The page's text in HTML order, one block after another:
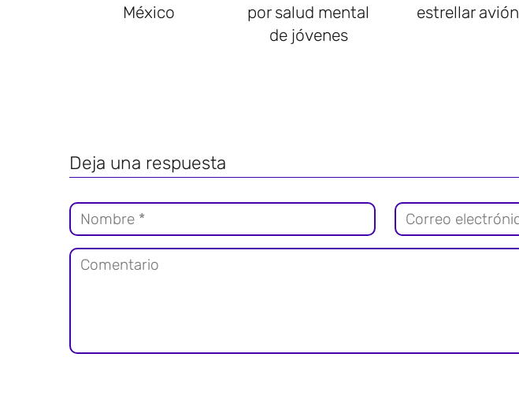
México
por salud mental
de jóvenes
estrellar avión
Deja una respuesta